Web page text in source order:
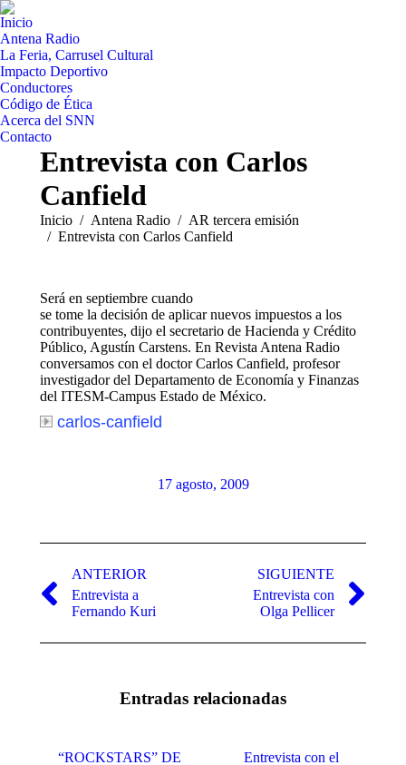
Inicio
Antena Radio
La Feria, Carrusel Cultural
Impacto Deportivo
Conductores
Código de Ética
Acerca del SNN
Contacto
Entrevista con Carlos
Canfield
Estás aquí:
Inicio Antena Radio
AR tercera emisión
Entrevista con Carlos Canfield
Será en septiembre cuando
se tome la decisión de aplicar nuevos impuestos a los
contribuyentes, dijo el secretario de Hacienda y Crédito
Público, Agustín Carstens. En Revista Antena Radio
conversamos con el doctor Carlos Canfield, profesor
investigador del Departamento de Economía y Finanzas
del ITESM-Campus Estado de México.
carlos-canfield
17 agosto, 2009
entre
publicaciones
ANTERIOR
Publicación
anterior:
Entrevista a
Fernando Kuri
SIGUIENTE
Publicación
siguiente:
Entrevista con
Olga Pellicer
Entradas relacionadas
“ROCKSTARS” DE
Entrevista con el